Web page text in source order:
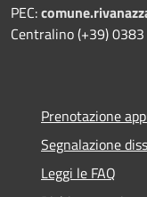
PEC:
Centralino (+39)
Prenotazione
Segnalazione
Leggi le FAQ